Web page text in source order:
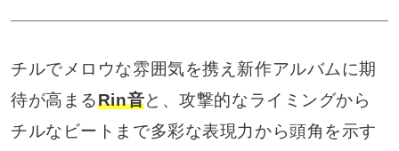
チルでメロウな雰囲気を携え新作アルバムに期
待が高まるRin音と、攻撃的なライミングから
チルなビートまで多彩な表現力から頭角を示す